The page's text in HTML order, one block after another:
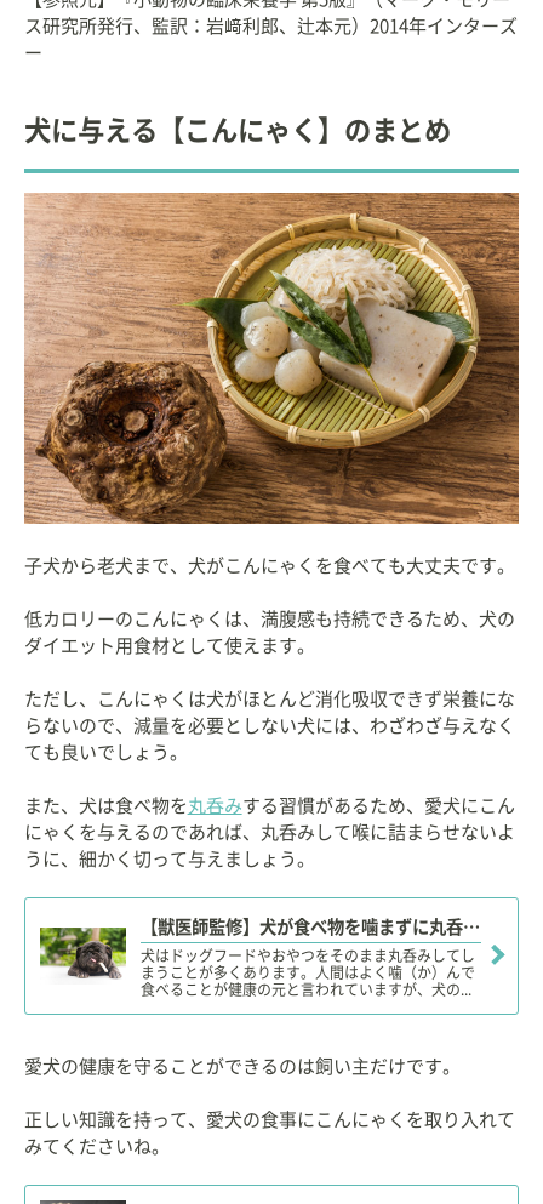
ス研究所発行、監訳：岩﨑利郎、辻本元）2014年インターズ
ー
犬に与える【こんにゃく】のまとめ
子犬から老犬まで、犬がこんにゃくを食べても大丈夫です。
低カロリーのこんにゃくは、満腹感も持続できるため、犬の
ダイエット用食材として使えます。
ただし、こんにゃくは犬がほとんど消化吸収できず栄養にな
らないので、減量を必要としない犬には、わざわざ与えなく
ても良いでしょう。
また、犬は食べ物を 丸呑みする習慣があるため、愛犬にこん
にゃくを与えるのであれば、丸呑みして喉に詰まらせないよ
うに、細かく切って与えましょう。
【獣医師監修】犬が食べ物を噛まずに丸呑みしても大丈夫？大きな食べ物やおもちゃんの誤飲に注意！
犬はドッグフードやおやつをそのまま丸呑みしてし
まうことが多くあります。人間はよく噛（か）んで
食べることが健康の元と言われていますが、犬の...
愛犬の健康を守ることができるのは飼い主だけです。
正しい知識を持って、愛犬の食事にこんにゃくを取り入れて
みてくださいね。